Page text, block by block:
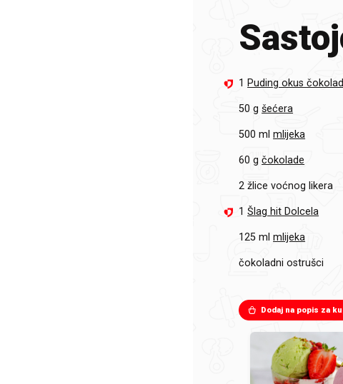
1 Puding okus
50 g šećera
500 ml mlijeka
60 g čokolade
2 žlice voćnog likera
1 Šlag hit Dolcela
125 ml mlijeka
čokoladni ostrušci
Dodaj na popis za